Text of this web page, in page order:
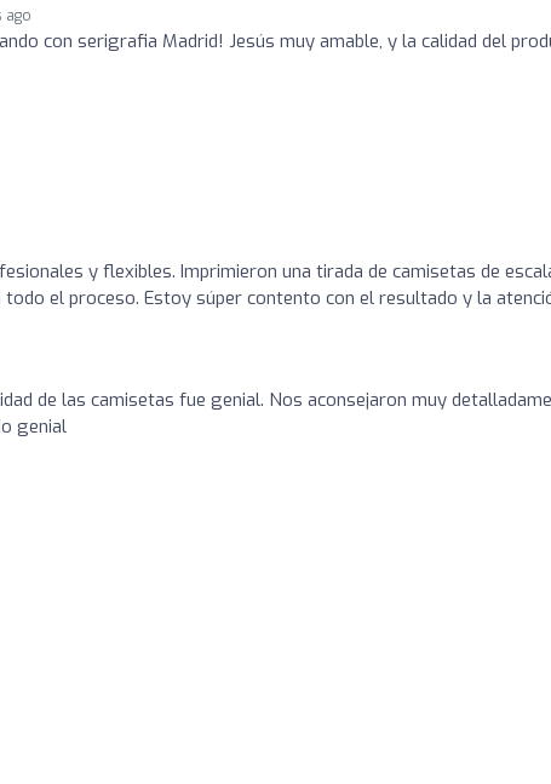
ago
con serigrafia Madrid! Jesús muy amable, y la calidad del
y flexibles. Imprimieron una tirada de camisetas de
el proceso. Estoy súper contento con el resultado y la
de las camisetas fue genial. Nos aconsejaron muy
genial